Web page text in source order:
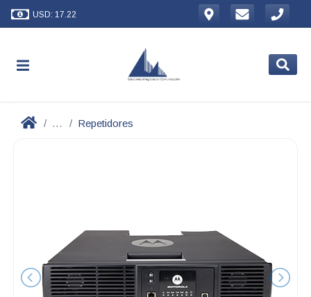
USD: 17.22
... Repetidores